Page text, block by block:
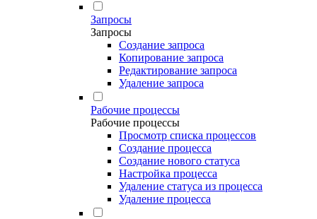
Запросы
Запросы
Создание запроса
Копирование запроса
Редактирование запроса
Удаление запроса
Рабочие процессы
Рабочие процессы
Просмотр списка процессов
Создание процесса
Создание нового статуса
Настройка процесса
Удаление статуса из процесса
Удаление процесса